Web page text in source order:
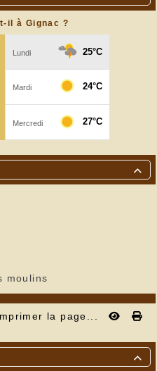
il à Gignac ?

moulins
la page...
